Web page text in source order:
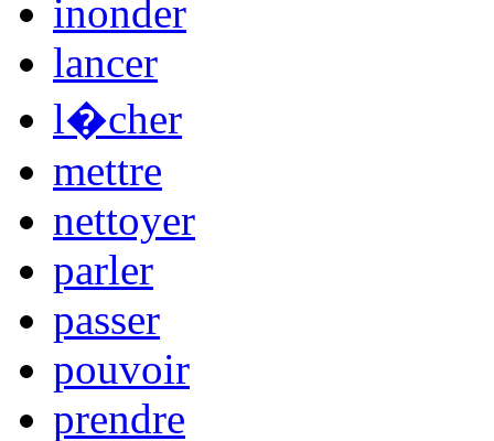
inonder
lancer
l�cher
mettre
nettoyer
parler
passer
pouvoir
prendre